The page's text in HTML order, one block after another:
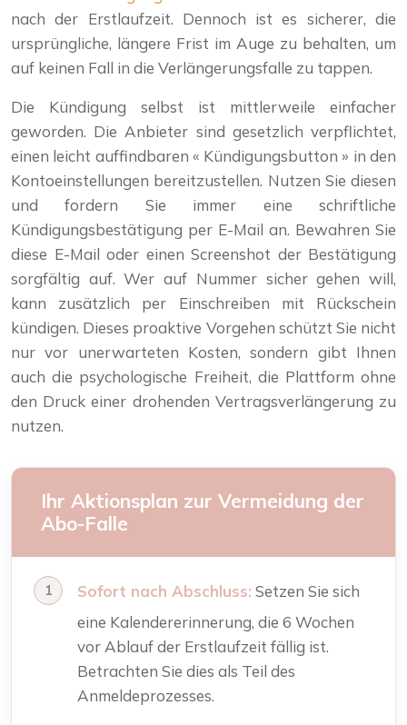
nach der Erstlaufzeit. Dennoch ist es sicherer, die
ursprüngliche, längere Frist im Auge zu behalten, um
auf keinen Fall in die Verlängerungsfalle zu tappen.
Die Kündigung selbst ist mittlerweile einfacher
geworden. Die Anbieter sind gesetzlich verpflichtet,
einen leicht auffindbaren « Kündigungsbutton » in den
Kontoeinstellungen bereitzustellen. Nutzen Sie diesen
und fordern Sie immer eine schriftliche
Kündigungsbestätigung per E-Mail an. Bewahren Sie
diese E-Mail oder einen Screenshot der Bestätigung
sorgfältig auf. Wer auf Nummer sicher gehen will,
kann zusätzlich per Einschreiben mit Rückschein
kündigen. Dieses proaktive Vorgehen schützt Sie nicht
nur vor unerwarteten Kosten, sondern gibt Ihnen
auch die psychologische Freiheit, die Plattform ohne
den Druck einer drohenden Vertragsverlängerung zu
nutzen.
Ihr Aktionsplan zur Vermeidung der
Abo-Falle
Sofort nach Abschluss: Setzen Sie sich
eine Kalendererinnerung, die 6 Wochen
vor Ablauf der Erstlaufzeit fällig ist.
Betrachten Sie dies als Teil des
Anmeldeprozesses.